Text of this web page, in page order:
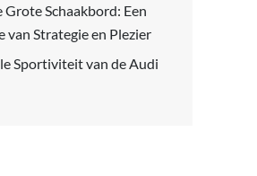
Schaakbord: Een
van Strategie en Plezier
Sportiviteit van de Audi